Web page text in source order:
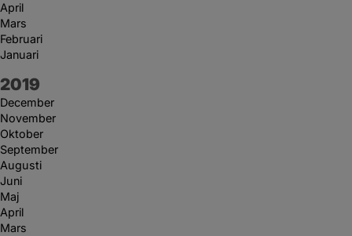
April
Mars
Februari
Januari
År:
2019
December
November
Oktober
September
Augusti
Juni
Maj
April
Mars